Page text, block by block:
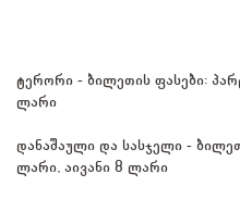
ტერორი - ბილეთის ფასები:
ლარი
დანაშაული და სასჯელი -
ლარი, აივანი 8 ლარი